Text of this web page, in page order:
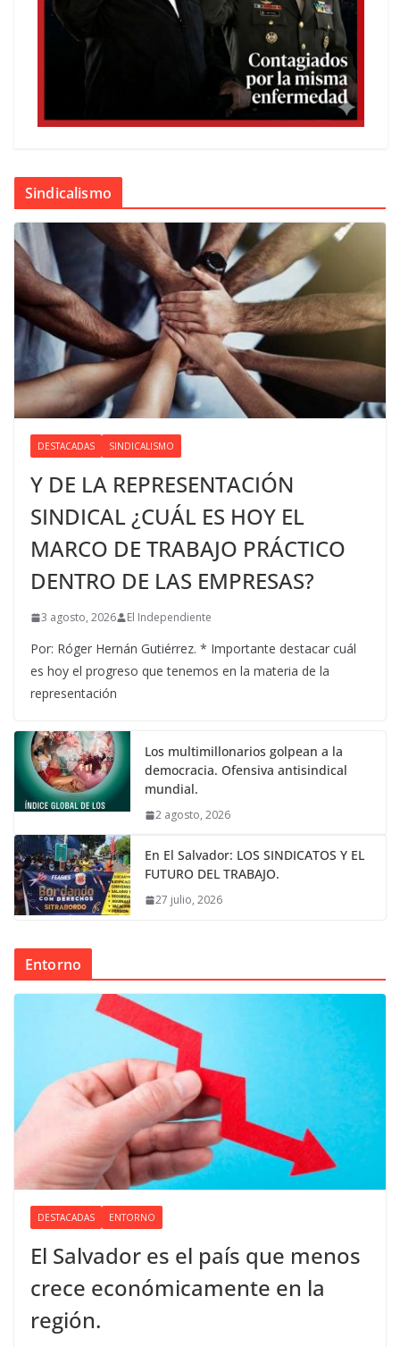
Sindicalismo
DESTACADAS SINDICALISMO
Y DE LA REPRESENTACIÓN
SINDICAL ¿CUÁL ES HOY EL
MARCO DE TRABAJO PRÁCTICO
DENTRO DE LAS EMPRESAS?
3 agosto, 2026 El Independiente
Por: Róger Hernán Gutiérrez. * Importante destacar cuál
es hoy el progreso que tenemos en la materia de la
representación
Los multimillonarios golpean a la
democracia. Ofensiva antisindical
mundial.
2 agosto, 2026
En El Salvador: LOS SINDICATOS Y EL
FUTURO DEL TRABAJO.
27 julio, 2026
Entorno
DESTACADAS ENTORNO
El Salvador es el país que menos
crece económicamente en la
región.